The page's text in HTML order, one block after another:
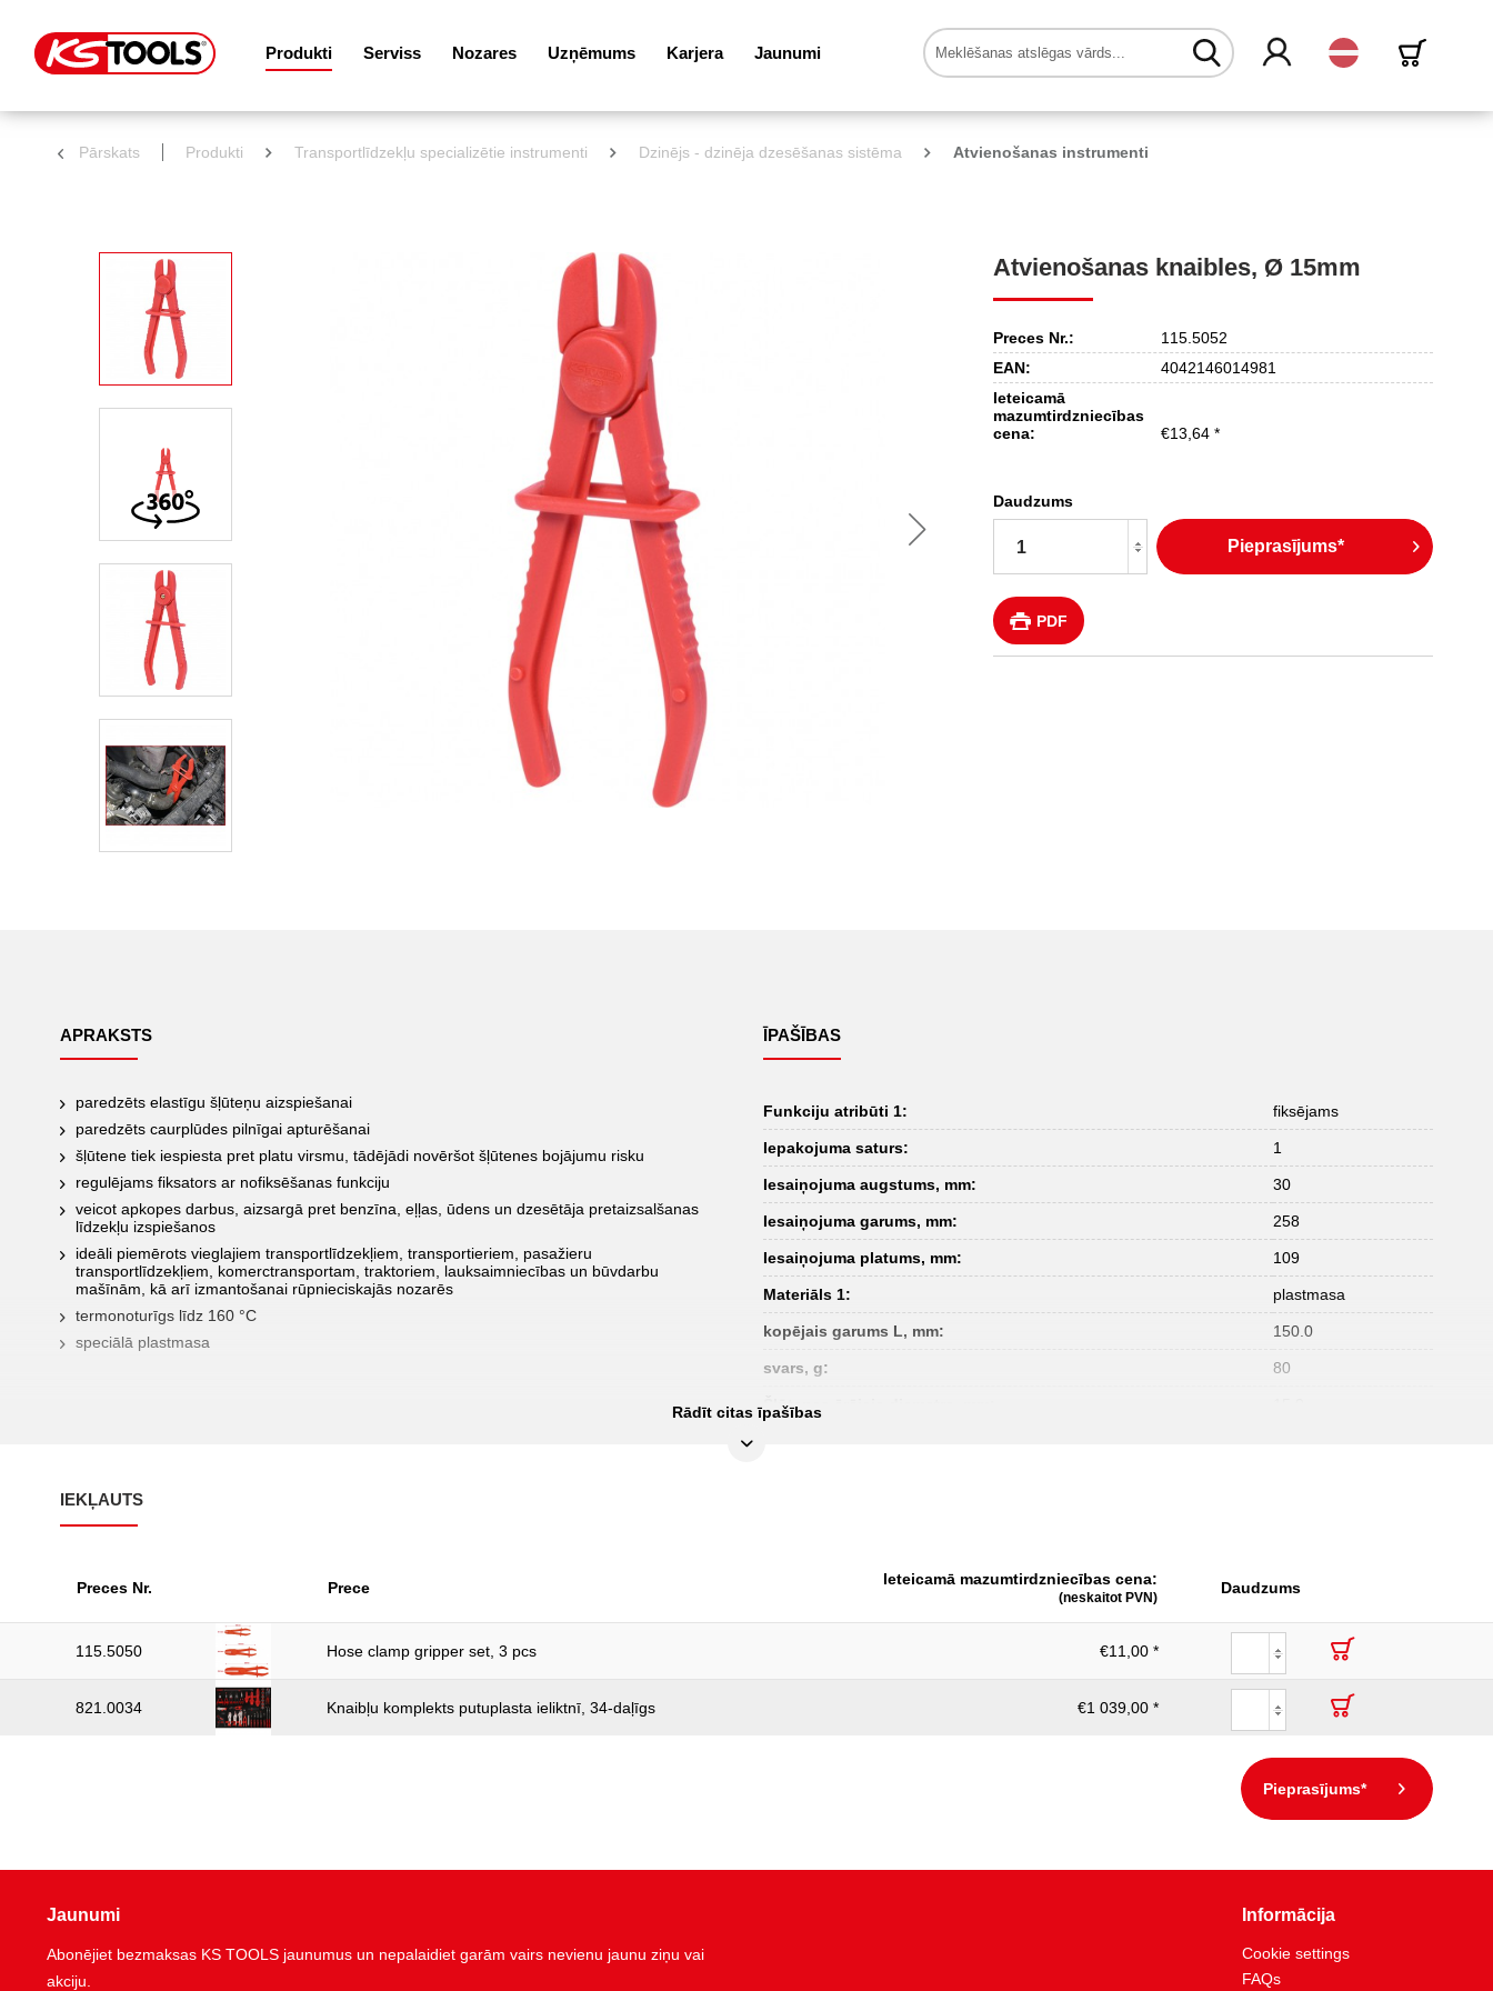
Produkti Serviss Nozares Uzņēmums Karjera Jaunumi Latvijas
Pārskats Produkti Transportlīdzekļu specializētie instrumenti Dzinējs - dzinēja dzesēšanas sistēma Atvienošanas instrumenti
Atvienošanas knaibles, Ø 15mm
Preces Nr.:
115.5052
EAN:
4042146014981
Ieteicamā
mazumtirdzniecības
cena:
€13,64 *
Daudzums
Pieprasījums*
PDF
APRAKSTS
paredzēts elastīgu šļūteņu aizspiešanai
paredzēts caurplūdes pilnīgai apturēšanai
šļūtene tiek iespiesta pret platu virsmu, tādējādi novēršot šļūtenes bojājumu risku
regulējams fiksators ar nofiksēšanas funkciju
veicot apkopes darbus, aizsargā pret benzīna, eļļas, ūdens un dzesētāja pretaizsalšanas
līdzekļu izspiešanos
ideāli piemērots vieglajiem transportlīdzekļiem, transportieriem, pasažieru
transportlīdzekļiem, komerctransportam, traktoriem, lauksaimniecības un būvdarbu
mašīnām, kā arī izmantošanai rūpnieciskajās nozarēs
termonoturīgs līdz 160 °C
speciālā plastmasa
ĪPAŠĪBAS
Funkciju atribūti 1: fiksējams
Iepakojuma saturs: 1
Iesaiņojuma augstums, mm: 30
Iesaiņojuma garums, mm: 258
Iesaiņojuma platums, mm: 109
Materiāls 1: plastmasa
kopējais garums L, mm: 150.0
svars, g: 80
Šļūtenes ārējais diametrs, mm:
Rādīt citas īpašības
IEKĻAUTS
Preces Nr. Prece Ieteicamā mazumtirdzniecības cena:
(neskaitot PVN)
Daudzums
115.5050 Hose clamp gripper set, 3 pcs €11,00 *
821.0034 Knaibļu komplekts putuplasta ieliktnī, 34-daļīgs €1 039,00 *
Pieprasījums*
Jaunumi
Abonējiet bezmaksas KS TOOLS jaunumus un nepalaidiet garām vairs nevienu jaunu ziņu vai
akciju.
Informācija
Cookie settings
FAQs